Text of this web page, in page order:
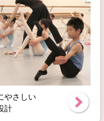
やさしい
計